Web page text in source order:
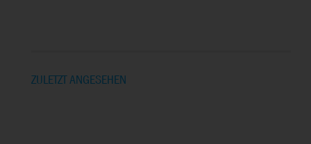
ZULETZT ANGESEHEN